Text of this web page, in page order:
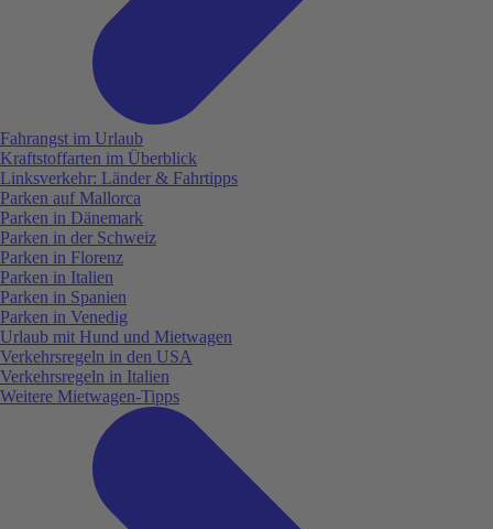
Fahrangst im Urlaub
Kraftstoffarten im Überblick
Linksverkehr: Länder & Fahrtipps
Parken auf Mallorca
Parken in Dänemark
Parken in der Schweiz
Parken in Florenz
Parken in Italien
Parken in Spanien
Parken in Venedig
Urlaub mit Hund und Mietwagen
Verkehrsregeln in den USA
Verkehrsregeln in Italien
Weitere Mietwagen-Tipps